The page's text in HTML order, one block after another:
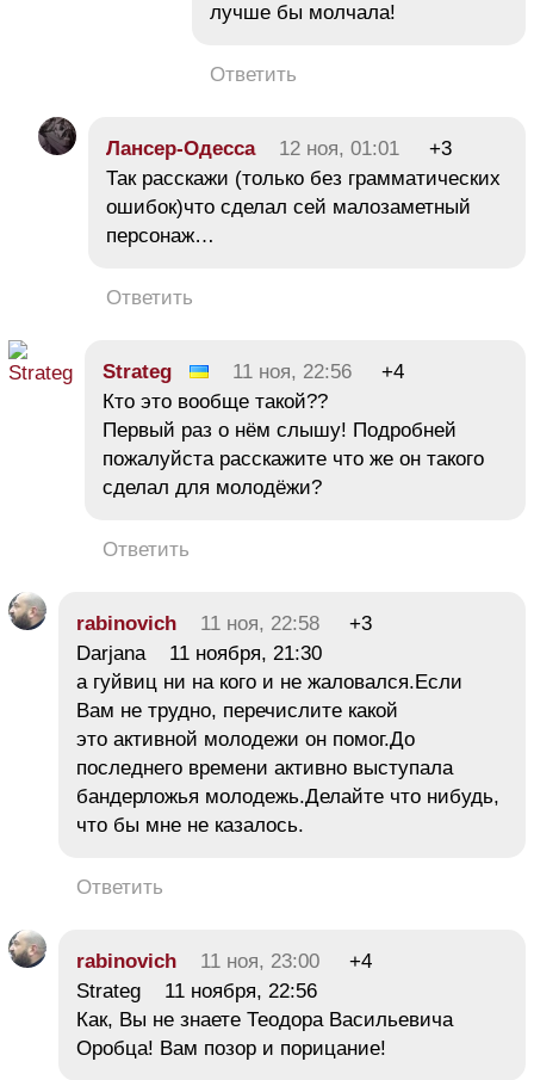
лучше бы молчала!
Ответить
Лансер-Одесса 12 ноя, 01:01
+3
Так расскажи (только без грамматических
ошибок)что сделал сей малозаметный
персонаж…
Ответить
Strateg 11 ноя, 22:56
+4
Кто это вообще такой??
Первый раз о нём слышу! Подробней
пожалуйста расскажите что же он такого
сделал для молодёжи?
Ответить
rabinovich 11 ноя, 22:58
+3
Darjana 11 ноября, 21:30
а гуйвиц ни на кого и не жаловался.Если
Вам не трудно, перечислите какой
это активной молодежи он помог.До
последнего времени активно выступала
бандерложья молодежь.Делайте что нибудь,
что бы мне не казалось.
Ответить
rabinovich 11 ноя, 23:00
+4
Strateg 11 ноября, 22:56
Как, Вы не знаете Теодора Васильевича
Оробца! Вам позор и порицание!